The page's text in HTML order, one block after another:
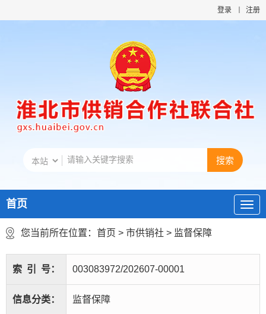
登录 注册
首页
您当前所在位置： 首页 > 市供销社 > 监督保障
索 引 号： 003083972/202607-00001
信息分类： 监督保障